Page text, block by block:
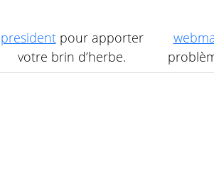
presidentpour apporter
votre brin d’herbe.